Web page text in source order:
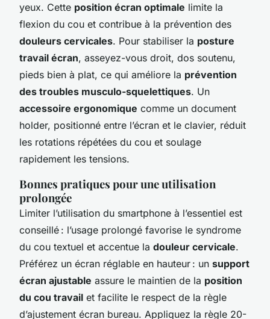
yeux. Cette position écran optimale limite la
flexion du cou et contribue à la prévention des
douleurs cervicales. Pour stabiliser la posture
travail écran, asseyez-vous droit, dos soutenu,
pieds bien à plat, ce qui améliore la prévention
des troubles musculo-squelettiques. Un
accessoire ergonomique comme un document
holder, positionné entre l’écran et le clavier, réduit
les rotations répétées du cou et soulage
rapidement les tensions.
Bonnes pratiques pour une utilisation
prolongée
Limiter l’utilisation du smartphone à l’essentiel est
conseillé : l’usage prolongé favorise le syndrome
du cou textuel et accentue la douleur cervicale.
Préférez un écran réglable en hauteur : un support
écran ajustable assure le maintien de la position
du cou travail et facilite le respect de la règle
d’ajustement écran bureau. Appliquez la règle 20-